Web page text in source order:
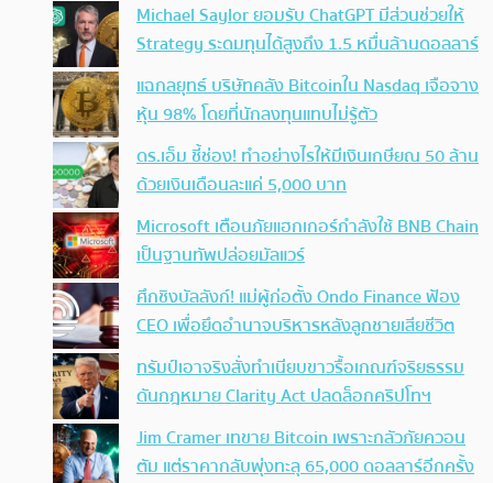
Michael Saylor ยอมรับ ChatGPT มีส่วนช่วยให้
Strategy ระดมทุนได้สูงถึง 1.5 หมื่นล้านดอลลาร์
แฉกลยุทธ์ บริษัทคลัง Bitcoinใน Nasdaq เจือจาง
หุ้น 98% โดยที่นักลงทุนแทบไม่รู้ตัว
ดร.เอ็ม ชี้ช่อง! ทำอย่างไรให้มีเงินเกษียณ 50 ล้าน
ด้วยเงินเดือนละแค่ 5,000 บาท
Microsoft เตือนภัยแฮกเกอร์กำลังใช้ BNB Chain
เป็นฐานทัพปล่อยมัลแวร์
ศึกชิงบัลลังก์! แม่ผู้ก่อตั้ง Ondo Finance ฟ้อง
CEO เพื่อยึดอำนาจบริหารหลังลูกชายเสียชีวิต
ทรัมป์เอาจริง สั่งทำเนียบขาวรื้อเกณฑ์จริยธรรม
ดันกฎหมาย Clarity Act ปลดล็อกคริปโทฯ
Jim Cramer เทขาย Bitcoin เพราะกลัวภัยควอน
ตัม แต่ราคากลับพุ่งทะลุ 65,000 ดอลลาร์อีกครั้ง